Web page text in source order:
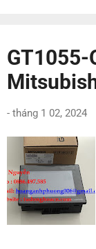
GT1055-
- tháng 1 02, 2024